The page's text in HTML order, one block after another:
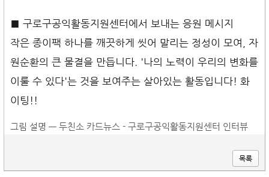
■ 구로구공익활동지원센터에서 보내는 응원 메시지
작은 종이팩 하나를 깨끗하게 씻어 말리는 정성이 모여, 자
원순환의 큰 물결을 만듭니다. '나의 노력이 우리의 변화를
이룰 수 있다'는 것을 보여주는 살아있는 활동입니다! 화
이팅!!
그림 설명 — 두친소 카드뉴스 - 구로구공익활동지원센터 인터뷰
목록